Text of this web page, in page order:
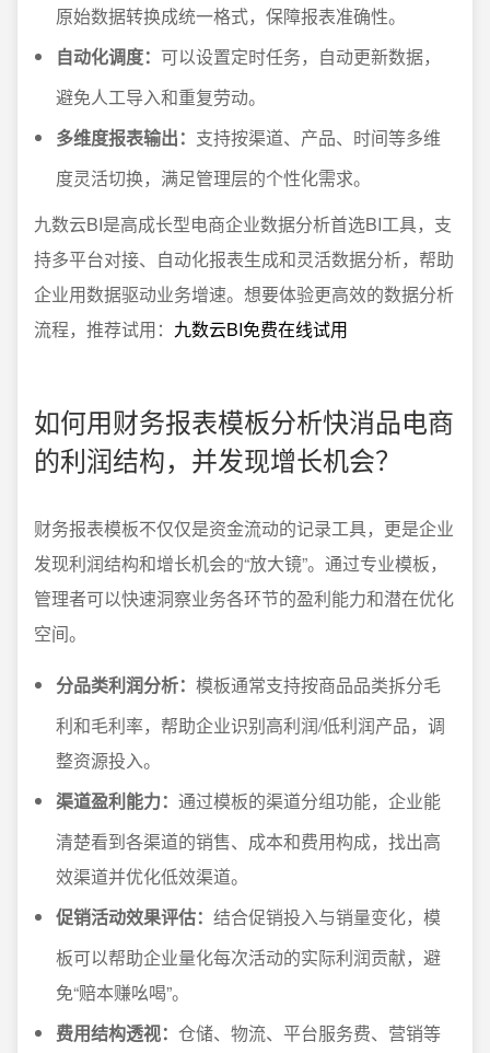
原始数据转换成统一格式，保障报表准确性。
自动化调度： 可以设置定时任务，自动更新数据，
避免人工导入和重复劳动。
多维度报表输出： 支持按渠道、产品、时间等多维
度灵活切换，满足管理层的个性化需求。
九数云BI是高成长型电商企业数据分析首选BI工具，支
持多平台对接、自动化报表生成和灵活数据分析，帮助
企业用数据驱动业务增速。想要体验更高效的数据分析
流程，推荐试用： 九数云BI免费在线试用
如何用财务报表模板分析快消品电商
的利润结构，并发现增长机会？
财务报表模板不仅仅是资金流动的记录工具，更是企业
发现利润结构和增长机会的“放大镜”。通过专业模板，
管理者可以快速洞察业务各环节的盈利能力和潜在优化
空间。
分品类利润分析： 模板通常支持按商品品类拆分毛
利和毛利率，帮助企业识别高利润/低利润产品，调
整资源投入。
渠道盈利能力： 通过模板的渠道分组功能，企业能
清楚看到各渠道的销售、成本和费用构成，找出高
效渠道并优化低效渠道。
促销活动效果评估： 结合促销投入与销量变化，模
板可以帮助企业量化每次活动的实际利润贡献，避
免“赔本赚吆喝”。
费用结构透视： 仓储、物流、平台服务费、营销等